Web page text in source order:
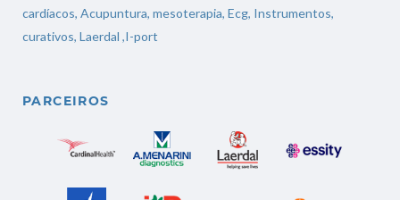
cardíacos, Acupuntura, mesoterapia, Ecg, Instrumentos,
curativos, Laerdal ,I-port
PARCEIROS